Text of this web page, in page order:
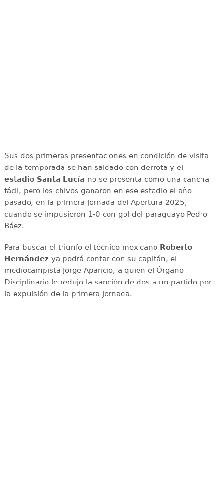
Sus dos primeras presentaciones en condición de visita
de la temporada se han saldado con derrota y el
estadio Santa Lucía no se presenta como una cancha
fácil, pero los chivos ganaron en ese estadio el año
pasado, en la primera jornada del Apertura 2025,
cuando se impusieron 1-0 con gol del paraguayo Pedro
Báez.
Para buscar el triunfo el técnico mexicano Roberto
Hernández ya podrá contar con su capitán, el
mediocampista Jorge Aparicio, a quien el Órgano
Disciplinario le redujo la sanción de dos a un partido por
la expulsión de la primera jornada.